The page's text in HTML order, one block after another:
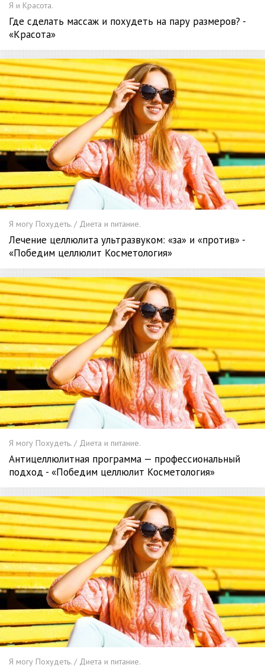
Я и Красота.
Где сделать массаж и похудеть на пару размеров? -
«Красота»
Я могу Похудеть. / Диета и питание.
Лечение целлюлита ультразвуком: «за» и «против» -
«Победим целлюлит Косметология»
Я могу Похудеть. / Диета и питание.
Антицеллюлитная программа — профессиональный
подход - «Победим целлюлит Косметология»
Я могу Похудеть. / Диета и питание.